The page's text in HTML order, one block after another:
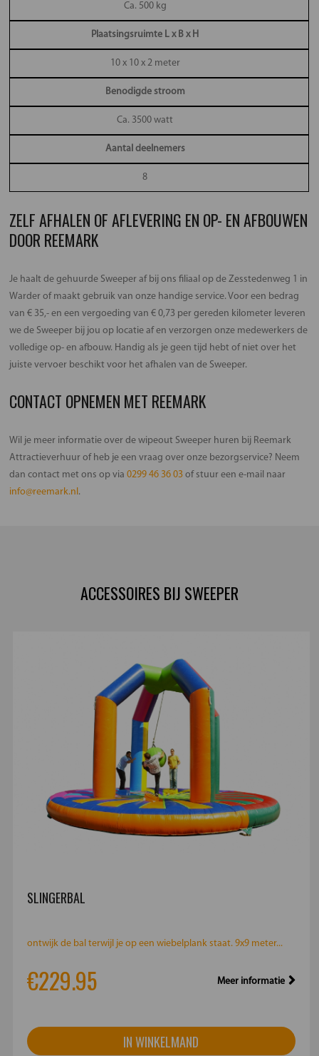
Ca. 500 kg
Plaatsingsruimte L x B x H
10 x 10 x 2 meter
Benodigde stroom
Ca. 3500 watt
Aantal deelnemers
8
ZELF AFHALEN OF AFLEVERING EN OP- EN AFBOUWEN
DOOR REEMARK
Je haalt de gehuurde Sweeper af bij ons filiaal op de Zesstedenweg 1 in
Warder of maakt gebruik van onze handige service. Voor een bedrag
van € 35,- en een vergoeding van € 0,73 per gereden kilometer leveren
we de Sweeper bij jou op locatie af en verzorgen onze medewerkers de
volledige op- en afbouw. Handig als je geen tijd hebt of niet over het
juiste vervoer beschikt voor het afhalen van de Sweeper.
CONTACT OPNEMEN MET REEMARK
Wil je meer informatie over de wipeout Sweeper huren bij Reemark
Attractieverhuur of heb je een vraag over onze bezorgservice? Neem
dan contact met ons op via0299 46 36 03 of stuur een e-mail naar
info@reemark.nl.
ACCESSOIRES BIJ SWEEPER
SLINGERBAL
ontwijk de bal terwijl je op een wiebelplank staat. 9x9 meter...
€229.95 Meer informatie
IN WINKELMAND